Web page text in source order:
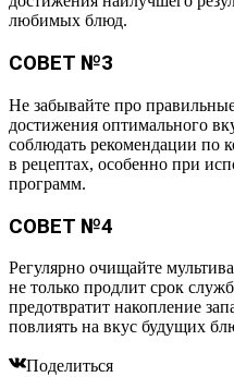
любимых блюд.
СОВЕТ №3
Не забывайте про
достижения оптимального
соблюдать рекомендации по
в рецептах, особенно при
программ.
СОВЕТ №4
Регулярно очищайте
не только продлит срок
предотвратит накопление
повлиять на вкус будущих
Поделиться